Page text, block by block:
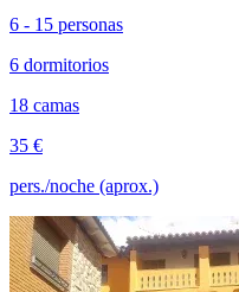
6 - 15 personas
6 dormitorios
18 camas
35 €
pers./noche (aprox.)